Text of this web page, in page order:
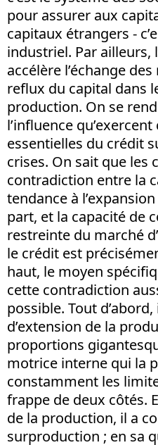
pour assurer aux
capitaux étrangers -
industriel. Par
accélère l’échange
reflux du capital dans
production. On se
l’influence
essentielles du crédit
crises. On sait que les
contradiction entre la
tendance à
part, et la capacité de
restreinte du marché
le crédit est
haut, le moyen
cette contradiction
possible. Tout
d’extension de la
proportions
motrice interne qui la
constamment les
frappe de deux côtés.
de la production, il a
surproduction ; en sa